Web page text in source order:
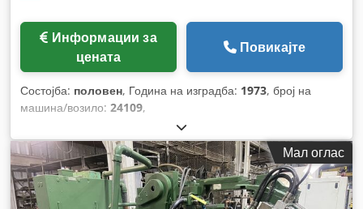
цената
Повикајте
Состојба: половен, Година на изградба: 1973, број на
машина/возило: 24109,
Мал оглас